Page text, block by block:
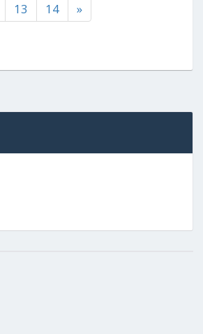
13 14 »